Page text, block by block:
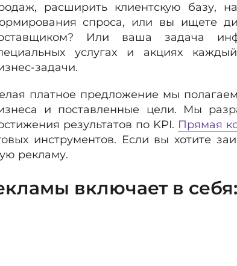
расширить клиентскую базу,
спроса, или вы ищете
Или ваша задача
услугах и акциях
задачи.
платное предложение мы
и поставленные цели. Мы
результатов по KPI. Прямая
инструментов. Если вы хотите
рекламу.
включает в себя: